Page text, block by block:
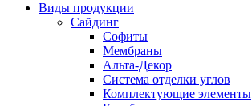
Виды продукции
Сайдинг
Софиты
Мембраны
Альта-Декор
Система отделки углов
Комплектующие элементы